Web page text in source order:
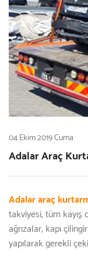
04 Ekim 2019 Cuma
Adalar Araç
Adalar araç
takviyesi, tüm kayış
ağrızalar, kapı
yapılarak gerekli